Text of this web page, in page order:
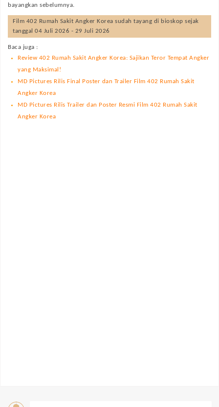
bayangkan sebelumnya.
Film 402 Rumah Sakit Angker Korea sudah tayang di bioskop sejak
tanggal 04 Juli 2026 - 29 Juli 2026
Baca juga :
Review 402 Rumah Sakit Angker Korea: Sajikan Teror Tempat Angker
yang Maksimal!
MD Pictures Rilis Final Poster dan Trailer Film 402 Rumah Sakit
Angker Korea
MD Pictures Rilis Trailer dan Poster Resmi Film 402 Rumah Sakit
Angker Korea